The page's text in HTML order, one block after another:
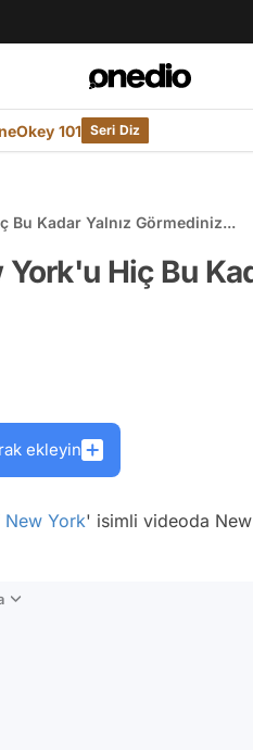
101 Seri Diz
Bu Kadar Yalnız Görmediniz...
York'u Hiç Bu
ekleyin
New York' isimli videoda